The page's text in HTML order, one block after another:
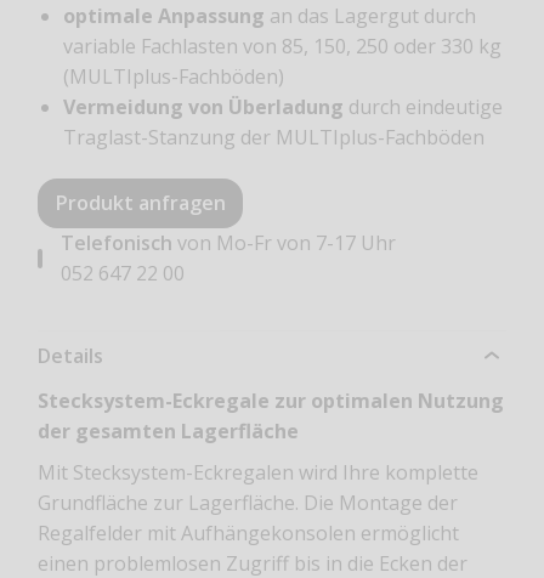
optimale Anpassung an das Lagergut durch
variable Fachlasten von 85, 150, 250 oder 330 kg
(MULTIplus-Fachböden)
Vermeidung von Überladung durch eindeutige
Traglast-Stanzung der MULTIplus-­Fachböden
Produkt anfragen
Telefonisch von Mo-Fr von 7-17 Uhr
052 647 22 00
Details
Stecksystem-Eckregale zur optimalen Nutzung
der gesamten Lagerfläche
Mit Stecksystem-Eckregalen wird Ihre komplette
Grundfläche zur Lagerfläche. Die Montage der
Regalfelder mit Aufhängekonsolen ermöglicht
einen problemlosen Zugriff bis in die Ecken der